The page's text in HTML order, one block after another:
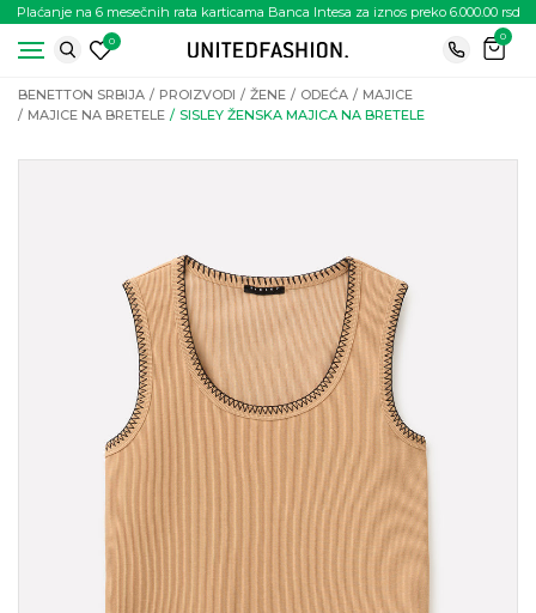
Plaćanje na 6 mesečnih rata karticama Banca Intesa za iznos preko 6.000.00 rsd
0
0
BENETTON SRBIJA PROIZVODI ŽENE ODEĆA
MAJICE
MAJICE NA BRETELE
SISLEY ŽENSKA MAJICA NA BRETELE